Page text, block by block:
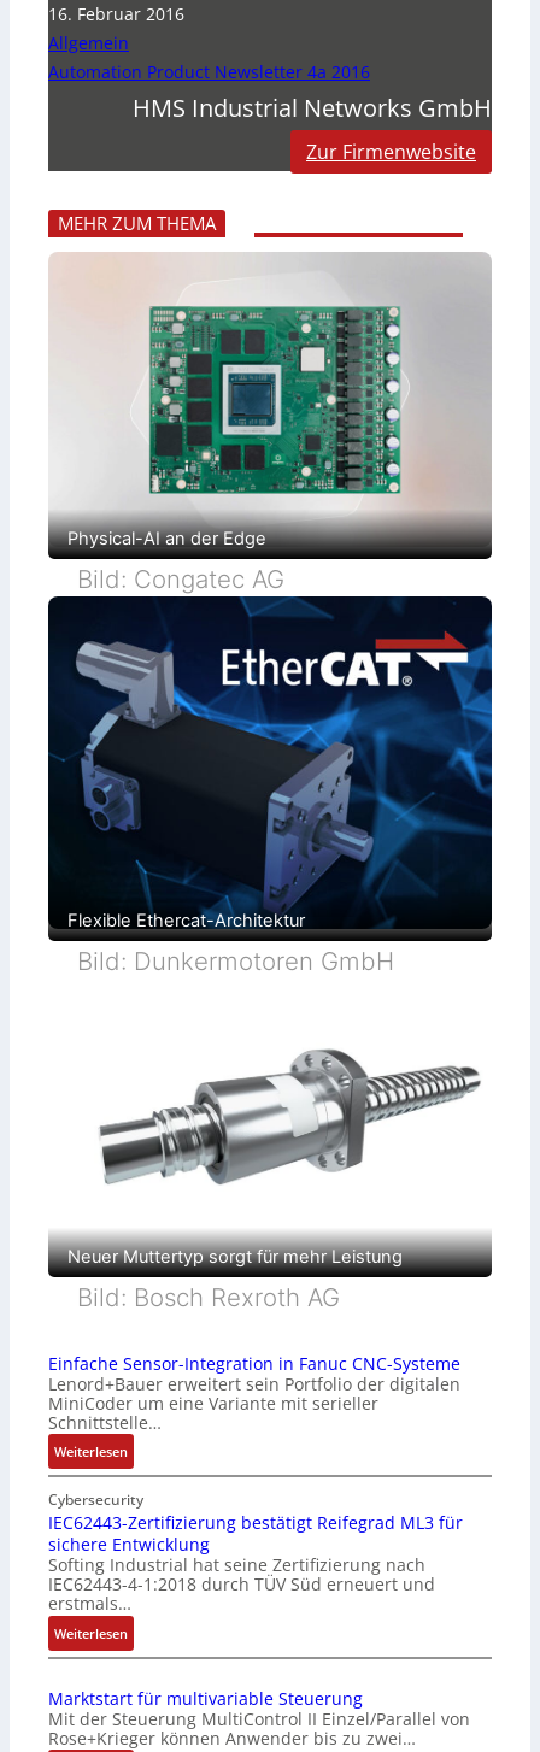
16. Februar 2016
Allgemein
Automation Product Newsletter 4a 2016
HMS Industrial Networks GmbH
Zur Firmenwebsite
MEHR ZUM THEMA
Physical-AI an der Edge
Bild: Congatec AG
Flexible Ethercat-Architektur
Bild: Dunkermotoren GmbH
Neuer Muttertyp sorgt für mehr Leistung
Bild: Bosch Rexroth AG
Einfache Sensor-Integration in Fanuc CNC-Systeme
Lenord+Bauer erweitert sein Portfolio der digitalen
MiniCoder um eine Variante mit serieller
Schnittstelle…
Weiterlesen:
E
i
n
f
a
c
h
e
S
n
s
o
Cybersecurity
IEC62443-Zertifizierung bestätigt Reifegrad ML3 für
sichere Entwicklung
Softing Industrial hat seine Zertifizierung nach
IEC62443-4-1:2018 durch TÜV Süd erneuert und
erstmals…
Weiterlesen:
I
C
6
2
Marktstart für multivariable Steuerung
Mit der Steuerung MultiControl II Einzel/Parallel von
Rose+Krieger können Anwender bis zu zwei…